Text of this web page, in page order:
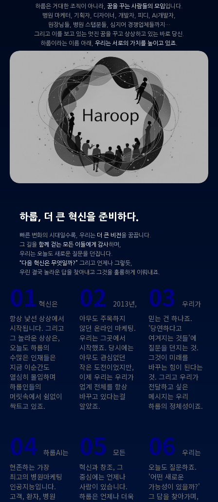
하룹은 거대한 조직이 아니라, 꿈을 꾸는 사람들의 모임입니다.
병원 마케터, 기획자, 디자이너, 개발자, 피디, AI개발자,
원장님들, 병원 스탭분들, 심지어 경쟁업체들까지…
그리고 이를 보고 있는 멋진 꿈을 꾸고 상상하고 있는 바로 당신.
하룹이라는 이름 아래, 우리는 서로의 가치를 높이고 있죠.
하룹, 더 큰 혁신을 준비하다.
빠른 변화의 시대일수록, 우리는 더 큰 비전을 꿈꿉니다.
그 길을 함께 걷는 모든 이들에게 감사하며,
우리는 오늘도 새로운 질문을 던집니다.
“다음 혁신은 무엇일까?” 그리고 언제나 그렇듯,
우린 결국 놀라운 답을 찾아내고 그것을 훌륭하게 이뤄내죠.
01 혁신은
항상 낯선 상상에서
시작됩니다. 그리고
그 놀라운 상상은,
오늘도 하룹의
수많은 인재들은
지금 이순간도
열심히 몰입하며
하룹인들의
머릿속에서 쉼없이
싹트고 있죠.
02
2013년,
아무도 주목하지
않던 온라인 마케팅.
우리는 그곳에서
시작했죠. 당시에는
아무도 관심없던
작은 도전이었지만,
이제 우리는 우리가
업계 전체를 항상
바꾸고 있다는걸
알았죠.
03우리가
믿는 건 하나죠.
'당연하다고
여겨지는 것들'에
질문을 던지는 것.
그것이 미래를
바꾸는 힘이 된다는
것. 그리고 우리가
전달하고 싶은
메시지는 우리
하룹의 정체성이죠.
04
하룹AI는
현존하는 가장
최고의 병원마케팅
인공지능입니다.
고객, 환자, 병원
05
모든
혁신과 창조, 그
중심에는 언제나
사람이 있습니다.
하룹은 언제나 더욱
06우리는
오늘도 질문하죠.
'어떤 새로운
가능성이 있을까?'
그 답을 찾아가며,